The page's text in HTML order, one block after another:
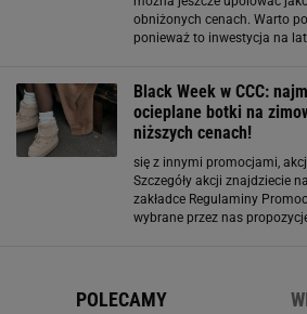
obniżonych cenach. Warto
ponieważ to inwestycja na
Black Week w CCC:
ocieplane botki na
niższych cenach!
się z innymi promocjami,
Szczegóły akcji znajdziecie
zakładce Regulaminy
wybrane przez nas
POLECAMY